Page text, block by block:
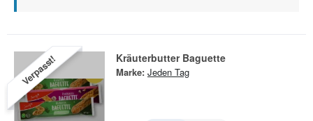
Verpasst! Kräuterbutter Baguette
Marke: Jeden Tag